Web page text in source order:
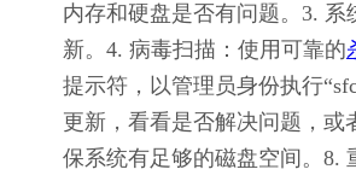
内存和硬盘是否有问题。3.
新。4. 病毒扫描：使用可靠的
提示符，以管理员身份执行
更新，看看是否解决问题，
保系统有足够的磁盘空间。8.